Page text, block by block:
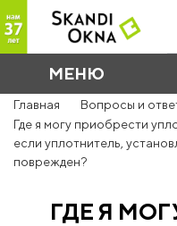
МЕНЮ
Главная
Вопросы и
Где я могу приобрести
если уплотнитель,
поврежден?
ГДЕ Я